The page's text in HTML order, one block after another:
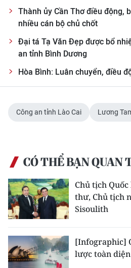
Thành ủy Cần Thơ điều động,
nhiều cán bộ chủ chốt
Đại tá Tạ Văn Đẹp được bổ
an tỉnh Bình Dương
Hòa Bình: Luân chuyển, điều
Công an tỉnh Lào Cai Lương
CÓ THỂ BẠN QUAN
Chủ tịch
thư, Chủ tịch
Sisoulith
[Infographic]
lược toàn